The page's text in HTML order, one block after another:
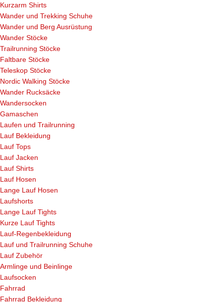
Kurzarm Shirts
Wander und Trekking Schuhe
Wander und Berg Ausrüstung
Wander Stöcke
Trailrunning Stöcke
Faltbare Stöcke
Teleskop Stöcke
Nordic Walking Stöcke
Wander Rucksäcke
Wandersocken
Gamaschen
Laufen und Trailrunning
Lauf Bekleidung
Lauf Tops
Lauf Jacken
Lauf Shirts
Lauf Hosen
Lange Lauf Hosen
Laufshorts
Lange Lauf Tights
Kurze Lauf Tights
Lauf-Regenbekleidung
Lauf und Trailrunning Schuhe
Lauf Zubehör
Armlinge und Beinlinge
Laufsocken
Fahrrad
Fahrrad Bekleidung